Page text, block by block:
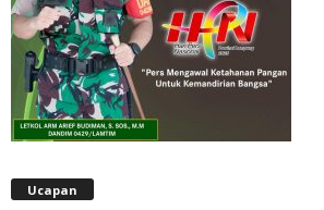
Ucapan